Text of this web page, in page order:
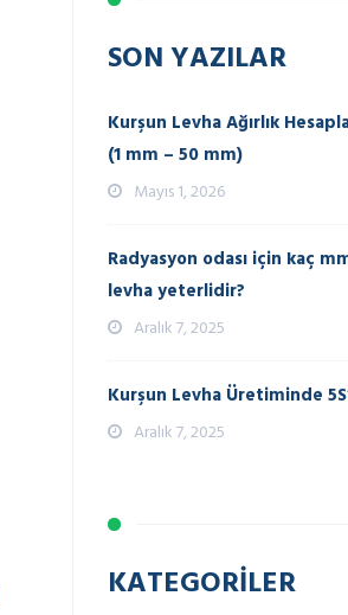
SON YAZILAR
Kurşun Levha Ağırlık
(1 mm – 50 mm)
Mayıs 1, 2026
Radyasyon odası için kaç
levha yeterlidir?
Aralık 7, 2025
Kurşun Levha Üretiminde
Aralık 7, 2025
KATEGORILER